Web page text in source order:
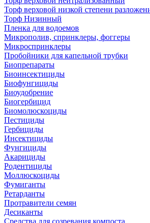
Торф верховой низкой степени
Торф Низинный
Пленка для водоемов
Микрополив, спринклеры, фоггеры
Микроспринклеры
Пробойники для капельной трубки
Биопрепараты
Биоинсектициды
Биофунгициды
Биоудобрение
Биогербицид
Биомолюскоциды
Пестициды
Гербициды
Инсектициды
Фунгициды
Акарициды
Родентициды
Моллюскоциды
Фумиганты
Ретарданты
Протравители семян
Десиканты
Средства для созревания компоста